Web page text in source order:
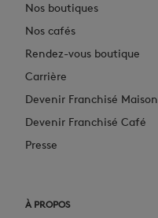
Nos boutiques
Nos cafés
Rendez-vous boutique
Carrière
Devenir Franchisé Maison
Devenir Franchisé Café
Presse
À PROPOS